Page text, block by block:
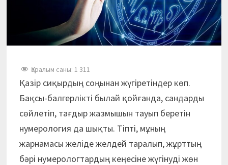
Қаралым саны: 1 311
Қазір сиқырдың соңынан жүгіретіндер көп.
Бақсы-балгерлікті былай қойғанда, сандарды
сөйлетіп, тағдыр жазмышын тауып беретін
нумерология да шықты. Тіпті, мұның
жарнамасы желіде желдей таралып, жұрттың
бәрі нумерологтардың кеңесіне жүгінуді жөн